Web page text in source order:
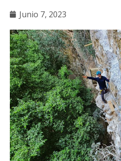
Junio 7, 2023